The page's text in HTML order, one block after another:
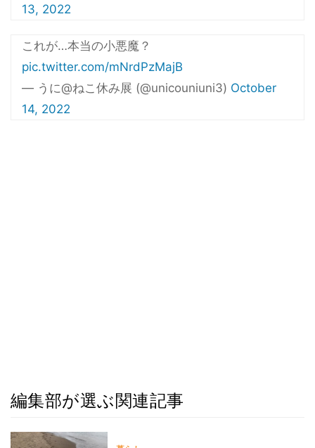
13, 2022
これが…本当の小悪魔？
pic.twitter.com/mNrdPzMajB
— うに@ねこ休み展 (@unicouniuni3) October
14, 2022
編集部が選ぶ関連記事